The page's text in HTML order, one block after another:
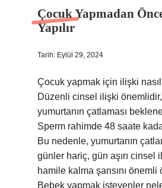
Çocuk Yapmadan
Yapılır
Tarih: Eylül 29, 2024
Çocuk yapmak için ilişki nasıl
Düzenli cinsel ilişki
yumurtanın çatlaması
Sperm rahimde 48 saate
Bu nedenle, yumurtanın
günler hariç, gün aşırı cinsel
hamile kalma şansını önemli
Bebek yapmak isteyenler